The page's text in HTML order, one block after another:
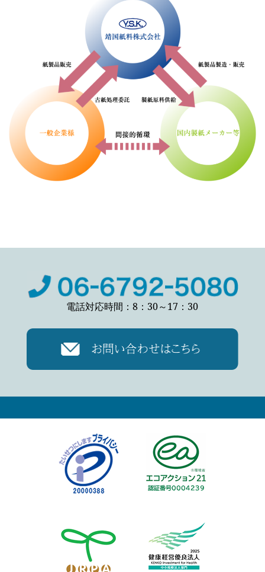
電話対応時間：8：30～17：30